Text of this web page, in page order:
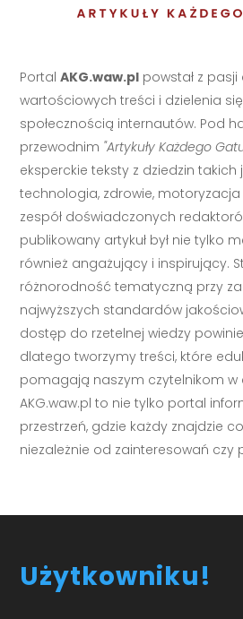
PortalAKG.waw.pl powstał z
wartościowych treści i dzielenia
społecznością internautów. Pod
przewodnim "Artykuły Każdego
eksperckie teksty z dziedzin takich
technologia, zdrowie, motoryzacja
zespół doświadczonych
publikowany artykuł był nie tylko
również angażujący i inspirujący.
różnorodność tematyczną przy
najwyższych standardów
dostęp do rzetelnej wiedzy
dlatego tworzymy treści, które
pomagają naszym czytelnikom w
AKG.waw.pl to nie tylko portal
przestrzeń, gdzie każdy znajdzie
niezależnie od zainteresowań czy
Użytkowniku!